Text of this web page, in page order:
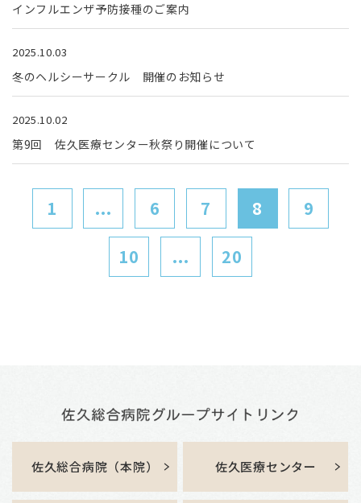
インフルエンザ予防接種のご案内
2025.10.03
冬のヘルシーサークル 開催のお知らせ
2025.10.02
第9回 佐久医療センター秋祭り開催について
1 ... 6 7 8 9
10 ... 20
佐久総合病院（本院） 佐久医療センター